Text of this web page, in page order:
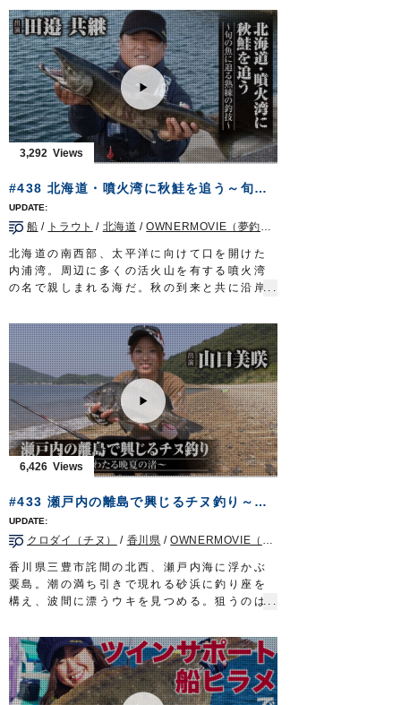
・ファイアフック
・S-75M シングル75M
・S-31 シングルフック31
OWNERMOVIE http://ownertv.jp/
オーナーばりwebsite
http://www.owner.co.jp
おります。
ルアーパラダイス九州TV TVQ九州放送 毎
週土曜日 朝5時30分～6時放送
OWNERMOVIEhttp://ownertv.jp/
オーナーばりwebsite
http://www.owner.co.jp
ルアーパラダイス九州オンライン
http://lurepara.tsuribito.co.jp/
釣果アップにつながりますので、ぜひご視聴
ください。
2021年10月23日に放送された『ルアー合衆
国』の動画です※一部カットしております。
■ロケ協力…静岡県裾野市/すそのフィッシン
グパーク様
■使用アイテム
・SBL-27
・SBL-35
・SBL-47
日 22時30分～22時45分放送
http://lure-us.com/
OWNERMOVIE http://ownertv.jp/
オーナーばりwebsite
http://www.owner.co.jp
3,292
#438 北海道・噴火湾に秋鮭を追う～旬の魚に迫る熟練の釣技～
船 / トラウト / 北海道 /OWNERMOVIE（夢釣行）
北海道の南西部、太平洋に向けて口を開けた
内浦湾。周辺に多くの活火山を有する噴火湾
の名で親しまれる海だ。秋の到来と共に沿岸
のは、この時期、接岸するシロザケ。日本人
に馴染み深い魚は食味抜群な上にパワフルな
ファイトを堪能できる季節限定のターゲット
だ。
噴火湾の風物詩、秋味釣りに挑むのは田邉共
継さん。札幌の大手釣具店に３０年以上勤
め、この夏、第二の人生を歩み始めた。
遡上を前にしたシロザケは警戒心が強く、滅
多に口を使わない。一筋縄ではいかない旬の
魚に熟練の釣技を駆使し迫りゆく。
ロッド：アキアジ専用ロッド 13ft
リール：中型スピニングリール
メインライン：PE 2号
リーダー：フロロ 8号
ウキ：アキアジフロート LL
スプーン：アキアジスプーン 45g
ルアー：タコベイト 2号
タックル②
ロッド：アキアジ専用ロッド 11ft5in
リール：中型スピニングリール
メインライン：PE 1.5号
6,426
#433 瀬戸内の離島で興じるチヌ釣り～潮風わたる晩夏の渚～
クロダイ（チヌ） / 香川県 /OWNERMOVIE（夢釣行）
香川県三豊市詫間の北西、瀬戸内海に浮かぶ
粟島。潮の満ち引きで現れる砂浜に釣り座を
構え、波間に漂うウキを見つめる。狙うのは
の名で親しまれる釣り味際立つターゲット
だ。
チヌに対峙するのは山口美咲さん。岡山を拠
点に活躍する、うら若き磯釣り師だ。浜辺か